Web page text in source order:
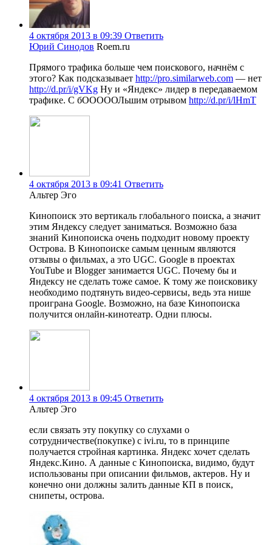
4 октября 2013 в 09:39 Ответить
Юрий Синодов Roem.ru
Прямого трафика больше чем поискового, начнём с
этого? Как подсказывает http://pro.similarweb.com — нет
http://d.pr/i/gVKg Ну и «Яндекс» лидер в передаваемом
трафике. С бОООООЛьшим отрывом http://d.pr/i/lHmT
4 октября 2013 в 09:41 Ответить
Альтер Эго
Кинопоиск это вертикаль глобального поиска, а значит
этим Яндексу следует заниматься. Возможно база
знаний Кинопоиска очень подходит новому проекту
Острова. В Кинопоиске самым ценным являются
отзывы о фильмах, а это UGC. Google в проектах
YouTube и Blogger занимается UGC. Почему бы и
Яндексу не сделать тоже самое. К тому же поисковику
необходимо подтянуть видео-сервисы, ведь эта нише
проиграна Google. Возможно, на базе Кинопоиска
получится онлайн-кинотеатр. Одни плюсы.
4 октября 2013 в 09:45 Ответить
Альтер Эго
если связать эту покупку со слухами о
сотрудничестве(покупке) с ivi.ru, то в принципе
получается стройная картинка. Яндекс хочет сделать
Яндекс.Кино. А данные с Кинопоиска, видимо, будут
использованы при описании фильмов, актеров. Ну и
конечно они должны залить данные КП в поиск,
снипеты, острова.